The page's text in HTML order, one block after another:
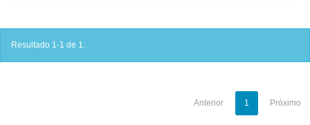
Resultado 1-1 de 1.
Anterior 1 Próximo